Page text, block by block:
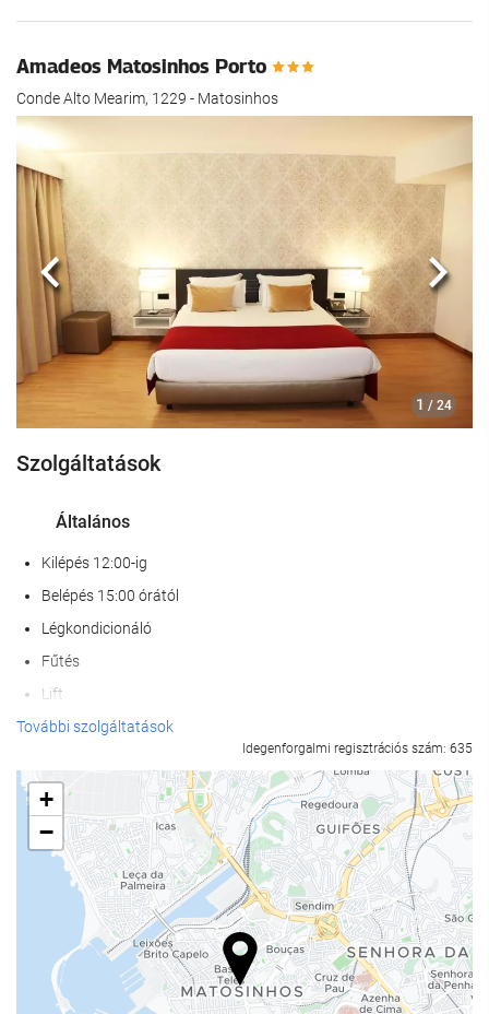
Amadeos Matosinhos Porto
Conde Alto Mearim, 1229 - Matosinhos
1 / 24
Előző
Szolgáltatások
Általános
Kilépés 12:00-ig
Belépés 15:00 órától
Légkondicionáló
Fűtés
Lift
Nem dohányzó szobák
összes közös- és magánhelyiség nemdohányzó
Háziállatok nem engedélyezettek
Étel és ital
büfé
kávézó a helyszínen
gyermekmenü
gyümölcs
További szolgáltatások
Idegenforgalmi regisztrációs szám: 635
+
−